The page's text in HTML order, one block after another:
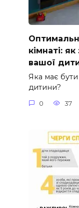
кімнаті:
вашої
Яка має бути
дитини?
0 37